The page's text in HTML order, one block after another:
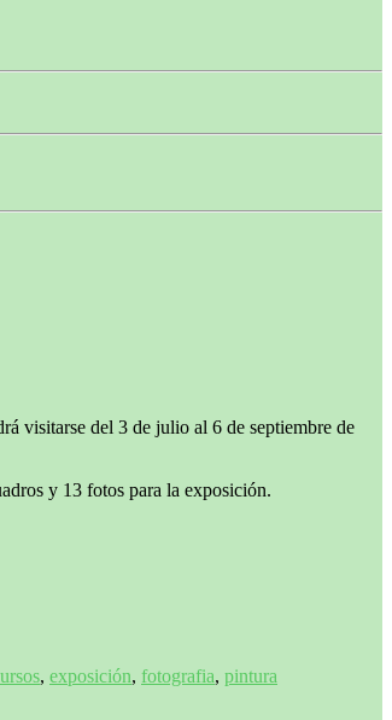
visitarse del 3 de julio al 6 de septiembre de
y 13 fotos para la exposición.
, exposición, fotografia, pintura